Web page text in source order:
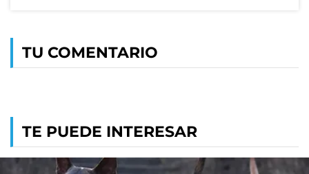
TU COMENTARIO
TE PUEDE INTERESAR